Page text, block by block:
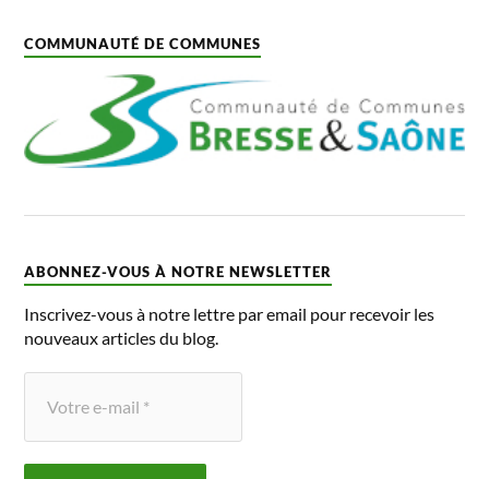
COMMUNAUTÉ DE COMMUNES
ABONNEZ-VOUS À NOTRE NEWSLETTER
Inscrivez-vous à notre lettre par email pour recevoir les
nouveaux articles du blog.